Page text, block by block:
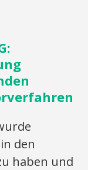
den
haben und